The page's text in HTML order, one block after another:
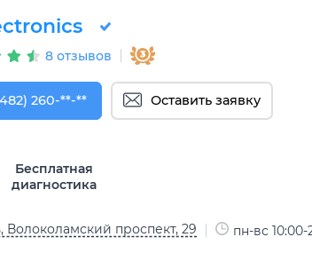
8 отзывов
260-14-07
260-**-** Оставить заявку
Бесплатная
диагностика
Волоколамский проспект, 29 пн-вс 10:00-